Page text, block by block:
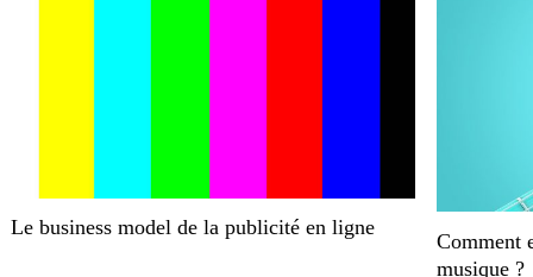
Le business model de la publicité en ligne
Comment
musique ?